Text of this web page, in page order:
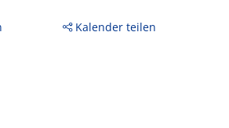
Kalender teilen